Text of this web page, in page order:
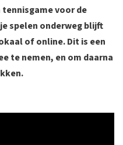
tennisgame voor de
spelen onderweg blijft
of online. Dit is een
te nemen, en om daarna